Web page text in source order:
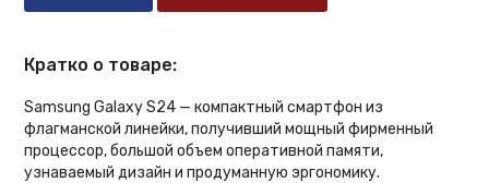
Кратко о товаре:
Samsung Galaxy S24 — компактный смартфон из
флагманской линейки, получивший мощный фирменный
процессор, большой объем оперативной памяти,
узнаваемый дизайн и продуманную эргономику.